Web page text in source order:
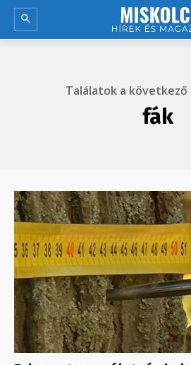
Találatok a következő
fák